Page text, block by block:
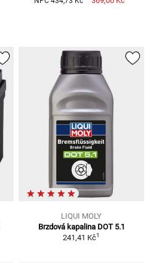
LIQUI MOLY
Brzdová kapalina DOT 5.1
241,41 Kč1